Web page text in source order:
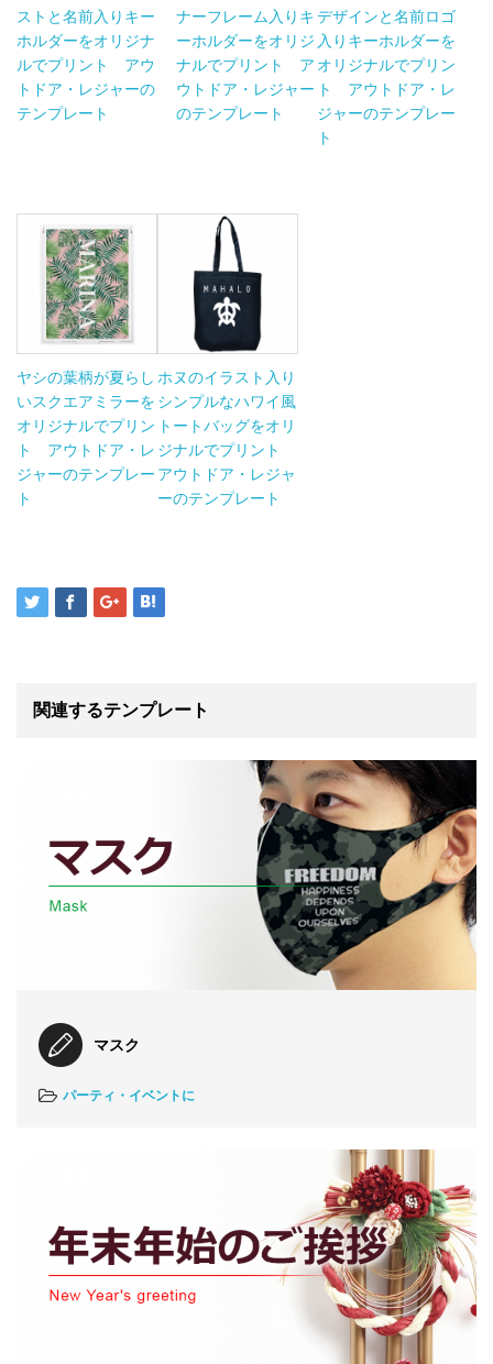
ストと名前入りキー
ホルダーをオリジナ
ルでプリント アウ
トドア・レジャーの
テンプレート
ナーフレーム入りキ
ーホルダーをオリジ
ナルでプリント ア
ウトドア・レジャー
のテンプレート
デザインと名前ロゴ
入りキーホルダーを
オリジナルでプリン
ト アウトドア・レ
ジャーのテンプレー
ト
ヤシの葉柄が夏らし
いスクエアミラーを
オリジナルでプリン
ト アウトドア・レ
ジャーのテンプレー
ト
ホヌのイラスト入り
シンプルなハワイ風
トートバッグをオリ
ジナルでプリント
アウトドア・レジャ
ーのテンプレート
関連するテンプレート
マスク
パーティ・イベントに